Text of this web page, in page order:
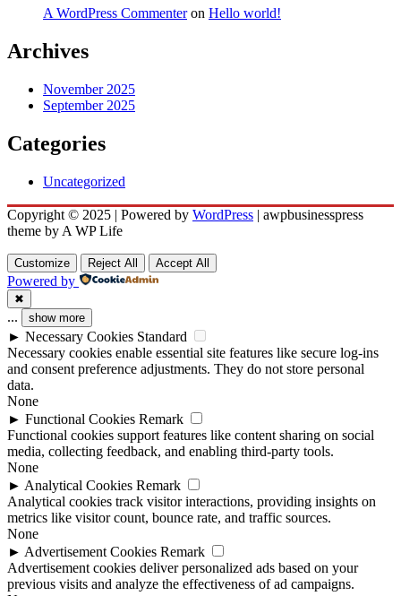
A WordPress Commenteron Hello world!
Archives
November 2025
September 2025
Categories
Uncategorized
Copyright © 2025 | Powered by WordPress | awpbusinesspress
theme by A WP Life
Customize Reject All Accept All
Powered by
✖
... show more
► Necessary Cookies Standard
Necessary cookies enable essential site features like secure log-ins
and consent preference adjustments. They do not store personal
data.
None
► Functional Cookies Remark
Functional cookies support features like content sharing on social
media, collecting feedback, and enabling third-party tools.
None
► Analytical Cookies Remark
Analytical cookies track visitor interactions, providing insights on
metrics like visitor count, bounce rate, and traffic sources.
None
► Advertisement Cookies Remark
Advertisement cookies deliver personalized ads based on your
previous visits and analyze the effectiveness of ad campaigns.